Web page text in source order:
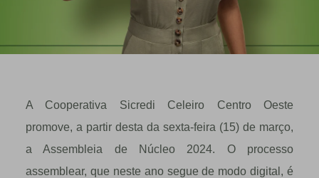
A Cooperativa Sicredi Celeiro Centro Oeste
promove, a partir desta da sexta-feira (15) de março,
a Assembleia de Núcleo 2024. O processo
assemblear, que neste ano segue de modo digital, é